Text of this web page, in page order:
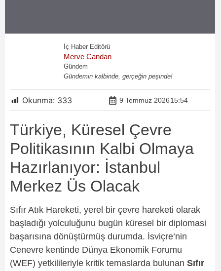
İç Haber Editörü
Merve Candan
Gündem
Gündemin kalbinde, gerçeğin peşinde!
Okunma: 333 9 Temmuz 202615:54
Türkiye, Küresel Çevre
Politikasının Kalbi Olmaya
Hazırlanıyor: İstanbul
Merkez Üs Olacak
Sıfır Atık Hareketi, yerel bir çevre hareketi olarak
başladığı yolculuğunu bugün küresel bir diplomasi
başarısına dönüştürmüş durumda. İsviçre’nin
Cenevre kentinde Dünya Ekonomik Forumu
(WEF) yetkilileriyle kritik temaslarda bulunan Sıfır